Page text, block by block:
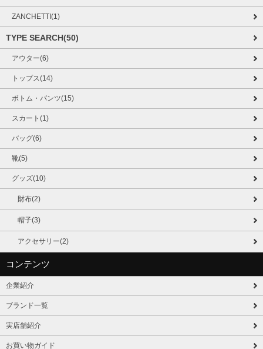
ZANCHETTI(1)
TYPE SEARCH(50)
アウター(6)
トップス(14)
ボトム・パンツ(15)
スカート(1)
バッグ(6)
靴(5)
グッズ(10)
財布(2)
帽子(3)
アクセサリー(2)
コンテンツ
企業紹介
ブランド一覧
実店舗紹介
お買い物ガイド